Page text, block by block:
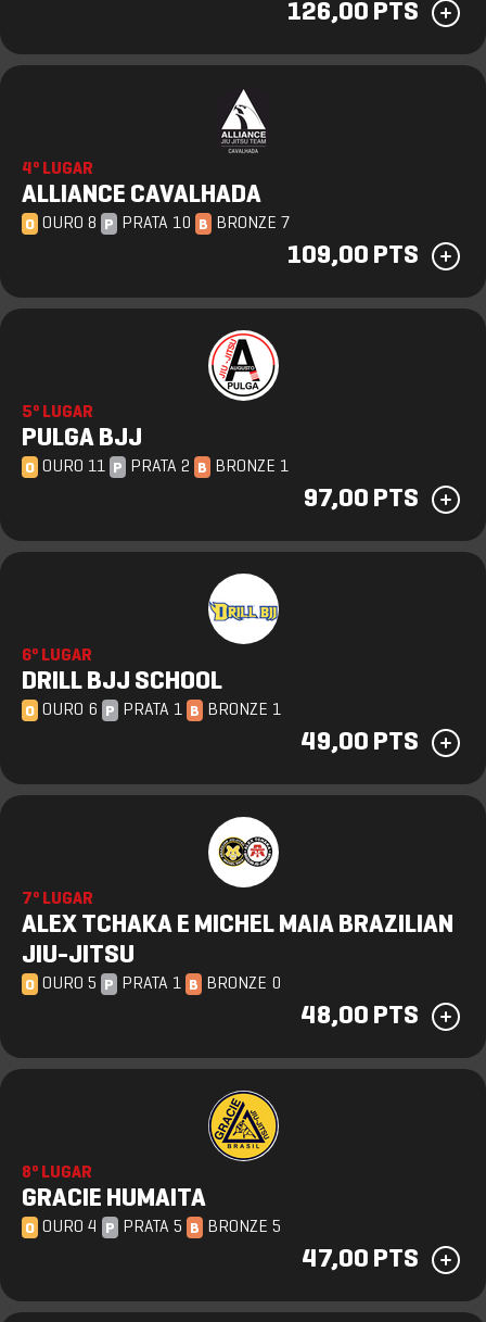
126,00 PTS
4º LUGAR
ALLIANCE CAVALHADA
O OURO 8 P PRATA 10 B BRONZE 7
109,00 PTS
5º LUGAR
PULGA BJJ
O OURO 11 P PRATA 2 B BRONZE 1
97,00 PTS
6º LUGAR
DRILL BJJ SCHOOL
O OURO 6 P PRATA 1 B BRONZE 1
49,00 PTS
7º LUGAR
ALEX TCHAKA E MICHEL MAIA BRAZILIAN
JIU-JITSU
O OURO 5 P PRATA 1 B BRONZE 0
48,00 PTS
8º LUGAR
GRACIE HUMAITA
O OURO 4 P PRATA 5 B BRONZE 5
47,00 PTS